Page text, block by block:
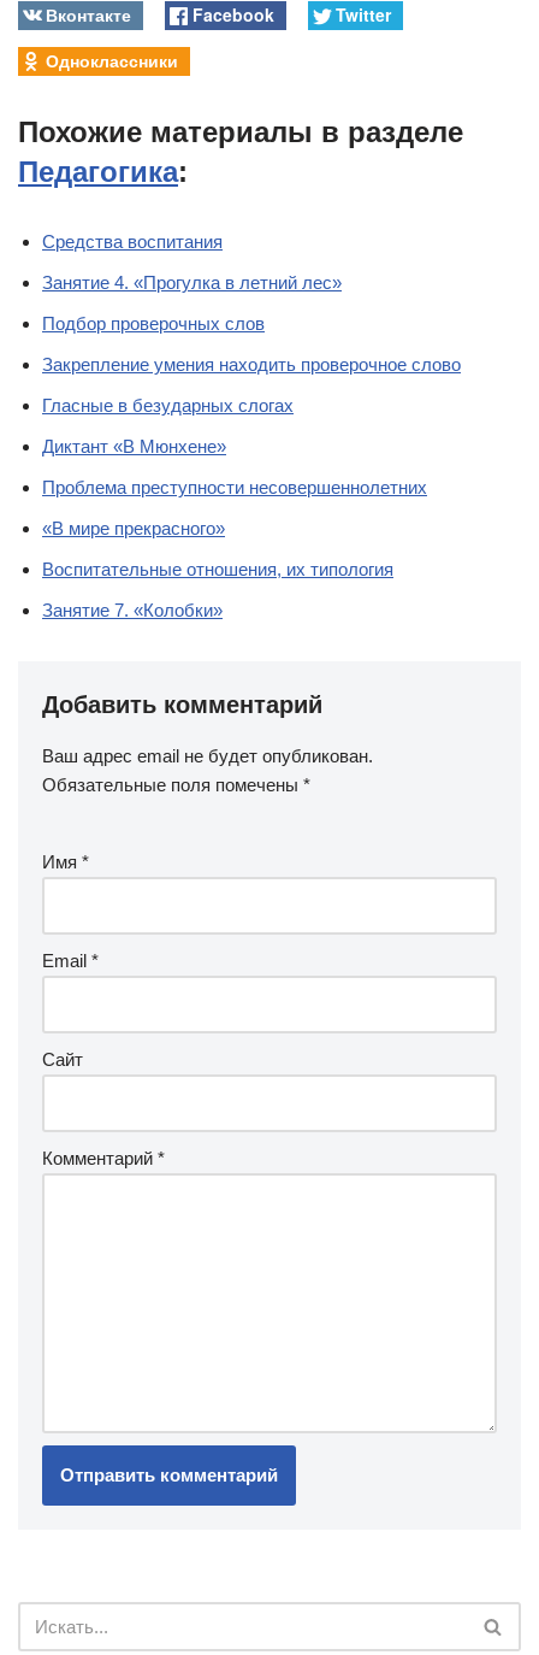
Вконтакте Facebook
Twitter
Одноклассники
Похожие материалы в разделе
Педагогика:
Средства воспитания
Занятие 4. «Прогулка в летний лес»
Подбор проверочных слов
Закрепление умения находить проверочное слово
Гласные в безударных слогах
Диктант «В Мюнхене»
Проблема преступности несовершеннолетних
«В мире прекрасного»
Воспитательные отношения, их типология
Занятие 7. «Колобки»
Добавить комментарий
Ваш адрес email не будет опубликован.
Обязательные поля помечены *
Имя *
Email *
Сайт
Комментарий *